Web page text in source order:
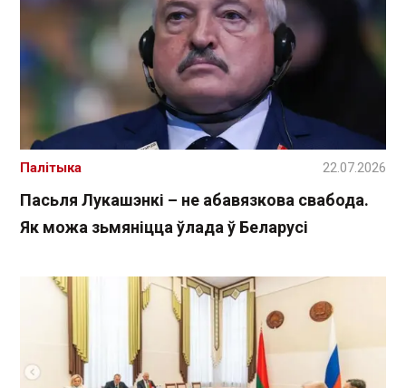
Пасьля Лукашэнкі – не абавязкова свабода.
Як можа зьмяніцца ўлада ў Беларусі
Палітыка 22.07.2026